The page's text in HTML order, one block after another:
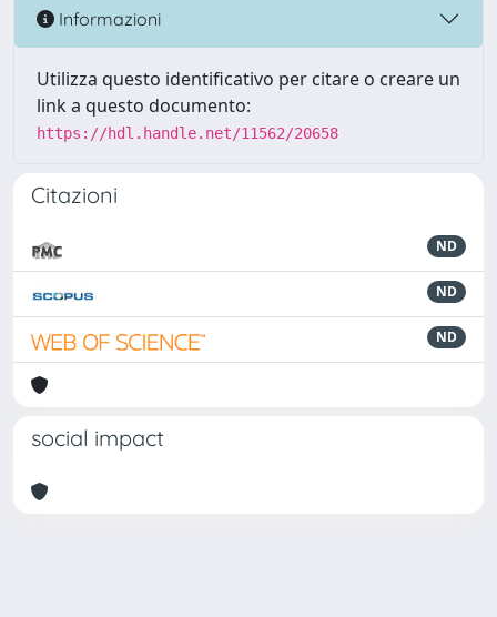
Informazioni
Utilizza questo identificativo per citare o creare un
link a questo documento:
https://hdl.handle.net/11562/20658
Citazioni
ND
ND
ND
social impact